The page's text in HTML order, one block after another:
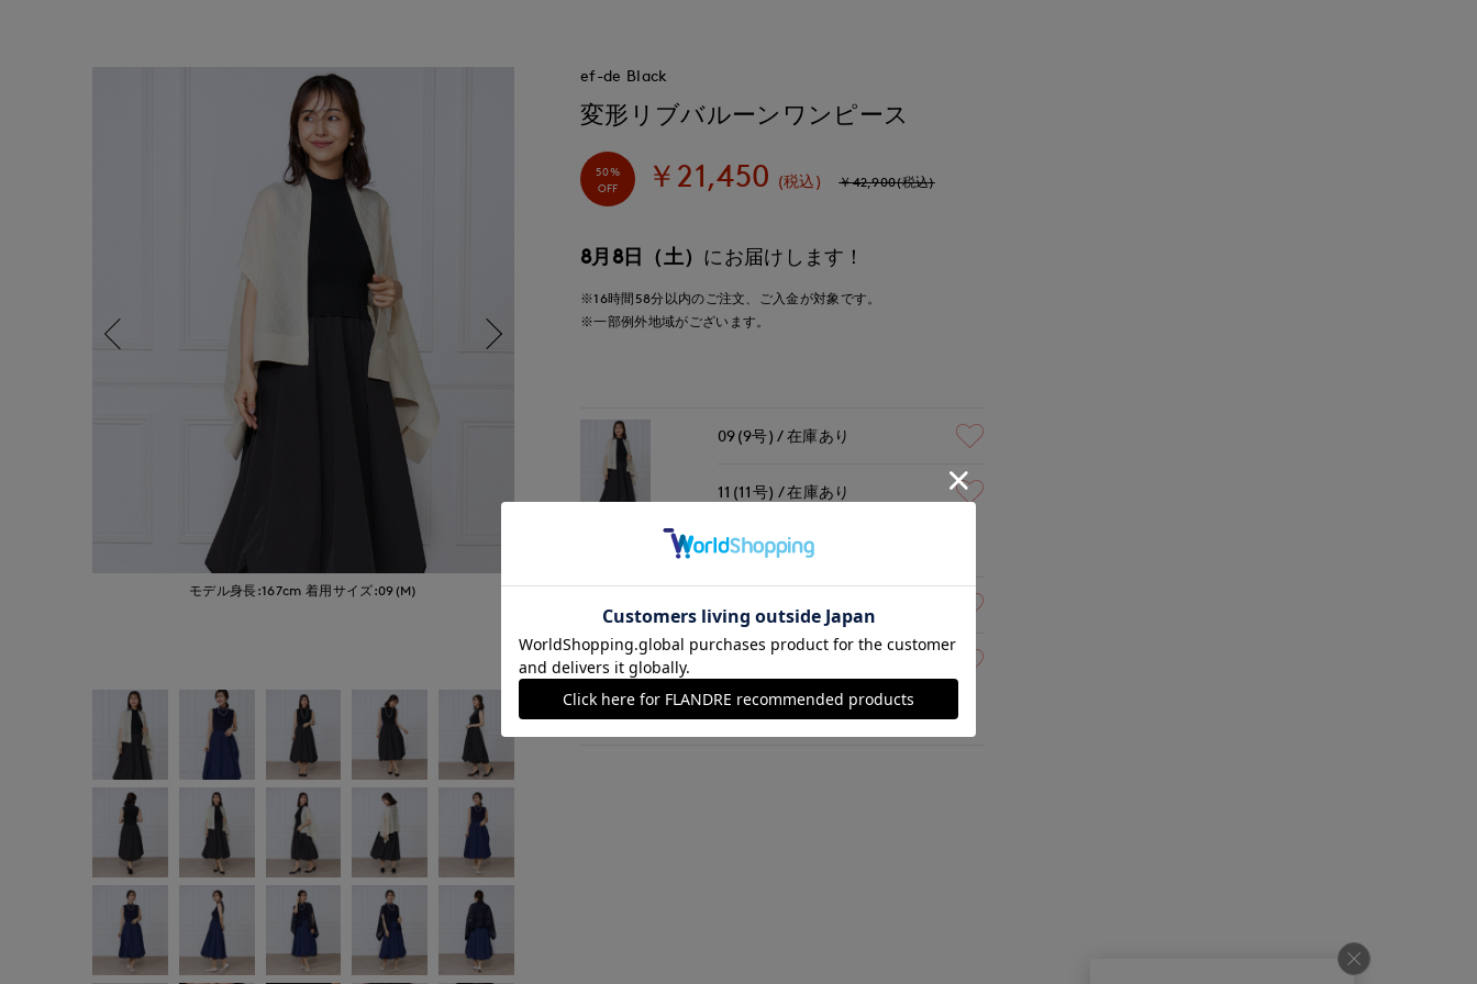
モデル身長:167cm 着用サイズ:09(M) モデル身長:167cm 着用サイズ:09(M)
ef-de Black
変形リブバルーンワンピース
50%
OFF
￥21,450 (税込) ￥42,900(税込)
8月8日（土） にお届けします！
※16時間 58分以内のご注文、ご入金が対象です。
※一部例外地域がございます。
￥21,450 (税込)
09(9号) 在庫あり
11(11号) 在庫あり
ネイビー
￥21,450 (税込)
11(11号)